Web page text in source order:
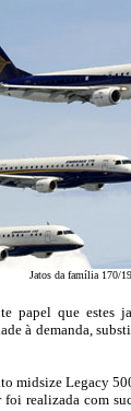
Jatos da família 170/
papel que estes
à demanda,
midsize Legacy
realizada com